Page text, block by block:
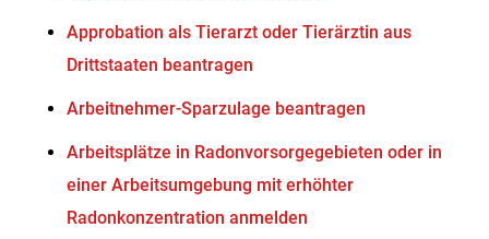
Approbation als Tierarzt oder Tierärztin aus
Drittstaaten beantragen
Arbeitnehmer-Sparzulage beantragen
Arbeitsplätze in Radonvorsorgegebieten oder in
einer Arbeitsumgebung mit erhöhter
Radonkonzentration anmelden